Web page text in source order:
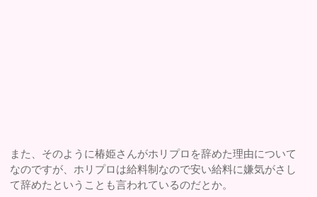
また、そのように椿姫さんがホリプロを辞めた理由について
なのですが、ホリプロは給料制なので安い給料に嫌気がさし
て辞めたということも言われているのだとか。